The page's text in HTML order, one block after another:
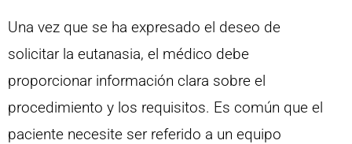
Una vez que se ha expresado el deseo de
solicitar la eutanasia, el médico debe
proporcionar información clara sobre el
procedimiento y los requisitos. Es común que el
paciente necesite ser referido a un equipo